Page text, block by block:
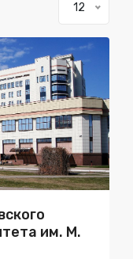
12
им. М.